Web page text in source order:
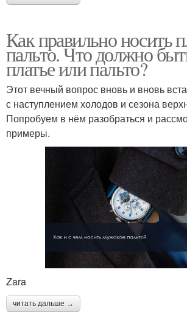
Как правильно носить
пальто. Что должно
платье или пальто?
Этот вечный вопрос вновь и вновь
с наступлением холодов и сезона
Попробуем в нём разобраться и
примеры.
Zara
читать дальше →